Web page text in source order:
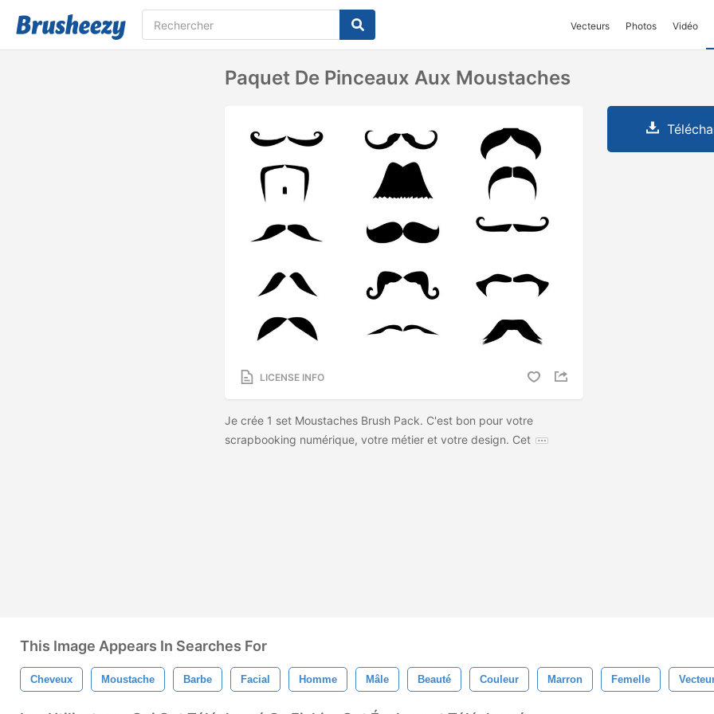
Vecteurs Photos Vidéo
Paquet De Pinceaux Aux Moustaches
LICENSE INFO
Je crée 1 set Moustaches Brush Pack. C'est bon pour votre
scrapbooking numérique, votre métier et votre design. Cet
This Image Appears In Searches For
Cheveux Moustache Barbe Facial Homme Mâle Beauté Couleur Marron Femelle